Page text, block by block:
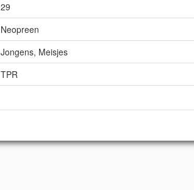
29
Neopreen
Jongens, Meisjes
TPR